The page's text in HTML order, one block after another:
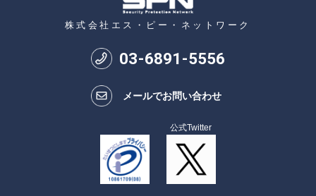
株式会社エス・ピー・ネットワーク
03-6891-5556
メールでお問い合わせ
公式Twitter